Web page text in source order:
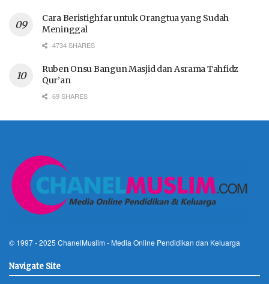
Cara Beristighfar untuk Orangtua yang Sudah
Meninggal
4734 SHARES
Ruben Onsu Bangun Masjid dan Asrama Tahfidz
Qur’an
69 SHARES
© 1997 - 2025 ChanelMuslim - Media Online Pendidikan dan Keluarga
Navigate Site